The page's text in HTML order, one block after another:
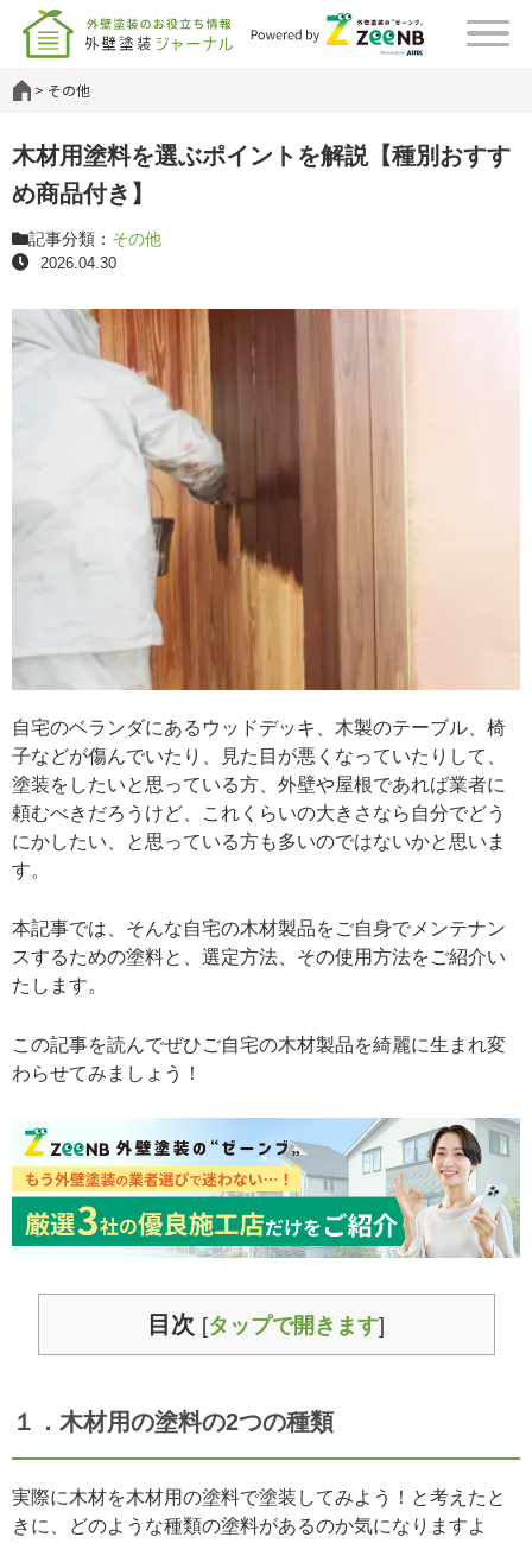
その他
木材用塗料を選ぶポイントを解説【種別おすす
め商品付き】
記事分類： その他
2026.04.30
自宅のベランダにあるウッドデッキ、木製のテーブル、椅
子などが傷んでいたり、見た目が悪くなっていたりして、
塗装をしたいと思っている方、外壁や屋根であれば業者に
頼むべきだろうけど、これくらいの大きさなら自分でどう
にかしたい、と思っている方も多いのではないかと思いま
す。
本記事では、そんな自宅の木材製品をご自身でメンテナン
スするための塗料と、選定方法、その使用方法をご紹介い
たします。
この記事を読んでぜひご自宅の木材製品を綺麗に生まれ変
わらせてみましょう！
目次 [タップで開きます]
１．木材用の塗料の2つの種類
実際に木材を木材用の塗料で塗装してみよう！と考えたと
きに、どのような種類の塗料があるのか気になりますよ